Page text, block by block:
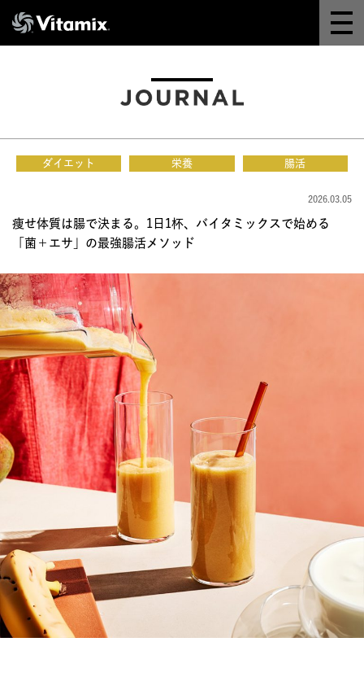
オンラインストア
レシピ
よくある質問
JOURNAL
レビュー
ダイエット 栄養 腸活
2026.03.05
痩せ体質は腸で決まる。1日1杯、バイタミックスで始める
「菌＋エサ」の最強腸活メソッド